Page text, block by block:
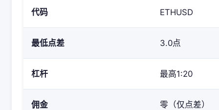
代码 ETHUSD
最低点差 3.0点
杠杆 最高1:20
佣金 零（仅点差）